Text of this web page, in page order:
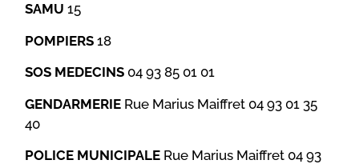
SAMU 15
POMPIERS 18
SOS MEDECINS 04 93 85 01 01
GENDARMERIE Rue Marius Maiffret 04 93 01 35
40
POLICE MUNICIPALE Rue Marius Maiffret 04 93